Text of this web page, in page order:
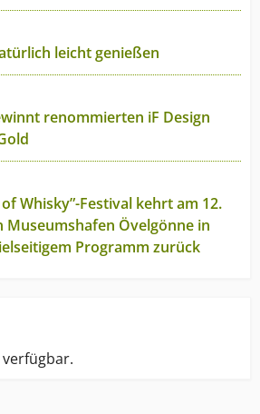
leicht genießen
renommierten iF Design
of Whisky”-Festival kehrt am 12.
Museumshafen Övelgönne in
Programm zurück